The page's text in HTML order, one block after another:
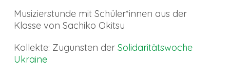
Musizierstunde mit Schüler*innen aus der
Klasse von Sachiko Okitsu
Kollekte: Zugunsten der Solidaritätswoche
Ukraine